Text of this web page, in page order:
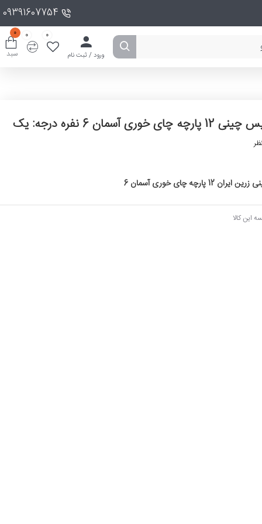
09391607754
ورود / ثبت نام
0
0
سبد
0
6 نفره درجه: یک
چای خوری آسمان 6
این کالا